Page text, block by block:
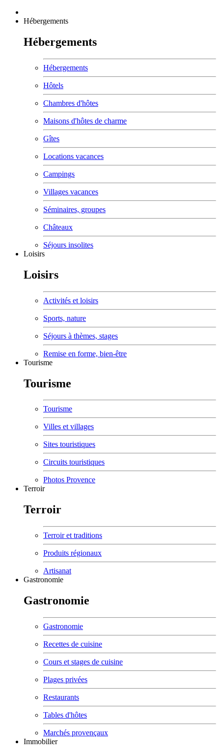
Hébergements
Hébergements
Hébergements
Hôtels
Chambres d'hôtes
Maisons d'hôtes de charme
Gîtes
Locations vacances
Campings
Villages vacances
Séminaires, groupes
Châteaux
Séjours insolites
Loisirs
Loisirs
Activités et loisirs
Sports, nature
Séjours à thèmes, stages
Remise en forme, bien-être
Tourisme
Tourisme
Tourisme
Villes et villages
Sites touristiques
Circuits touristiques
Photos Provence
Terroir
Terroir
Terroir et traditions
Produits régionaux
Artisanat
Gastronomie
Gastronomie
Gastronomie
Recettes de cuisine
Cours et stages de cuisine
Plages privées
Restaurants
Tables d'hôtes
Marchés provençaux
Immobilier